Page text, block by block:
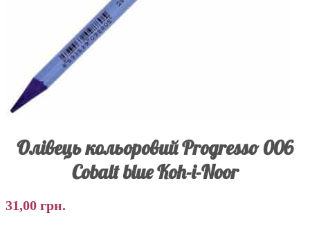
Олівець кольоровий Progresso 006
Cobalt blue Koh-i-Noor
31,00 грн.